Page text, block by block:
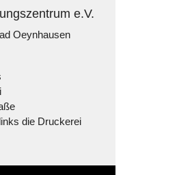
e.V.
Oeynhausen
die Druckerei